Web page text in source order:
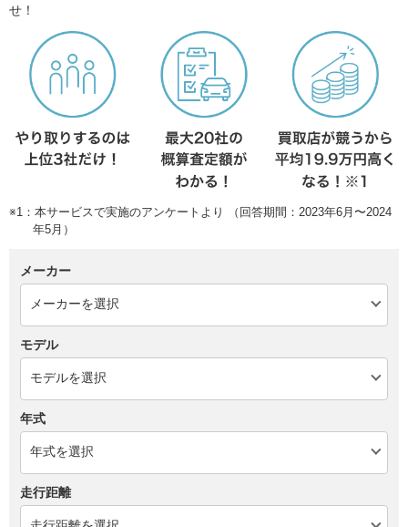
せ！
※1：本サービスで実施のアンケートより （回答期間：2023年6月〜2024
年5月）
メーカー
モデル
年式
走行距離